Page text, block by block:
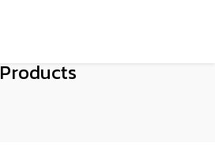
Products